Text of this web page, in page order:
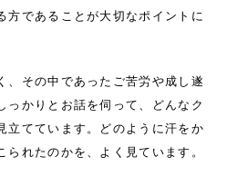
方であることが大切なポイントに
、その中であったご苦労や成し遂
っかりとお話を伺って、どんなク
立てています。どのように汗をか
れたのかを、よく見ています。